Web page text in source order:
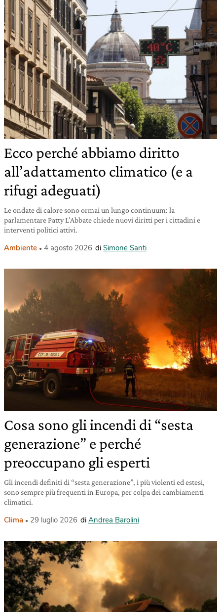
Ecco perché abbiamo diritto
all’adattamento climatico (e a
rifugi adeguati)
Le ondate di calore sono ormai un lungo continuum: la
parlamentare Patty L’Abbate chiede nuovi diritti per i cittadini e
interventi politici attivi.
Ambiente 4 agosto 2026 di Simone Santi
Cosa sono gli incendi di “sesta
generazione” e perché
preoccupano gli esperti
Gli incendi definiti di “sesta generazione”, i più violenti ed estesi,
sono sempre più frequenti in Europa, per colpa dei cambiamenti
climatici.
Clima 29 luglio 2026 di Andrea Barolini